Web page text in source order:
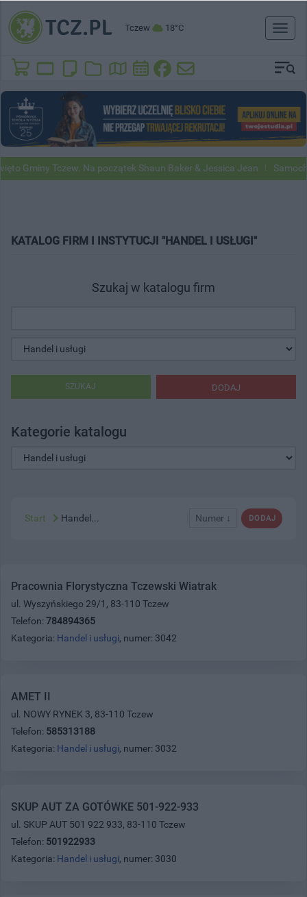
Tczew 18°C
Toggle
Gminy Tczew. Na początek Shaun Baker & Jessica Jean
KATALOG FIRM I INSTYTUCJI "HANDEL I USŁUGI"
Szukaj w katalogu firm
DODAJ
SZUKAJ
Kategorie katalogu
DODAJ
Numer ↓
Start Handel...
Pracownia Florystyczna Tczewski Wiatrak
ul. Wyszyńskiego 29/1, 83-110 Tczew
Telefon: 784894365
Kategoria: Handel i usługi, numer: 3042
AMET II
ul. NOWY RYNEK 3, 83-110 Tczew
Telefon: 585313188
Kategoria: Handel i usługi, numer: 3032
SKUP AUT ZA GOTÓWKE 501-922-933
ul. SKUP AUT 501 922 933, 83-110 Tczew
Telefon: 501922933
Kategoria: Handel i usługi, numer: 3030